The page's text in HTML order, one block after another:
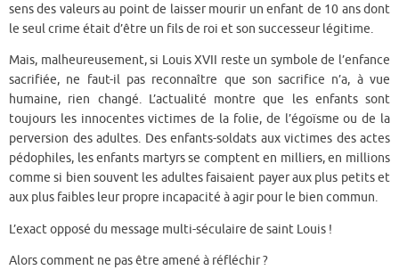
sens des valeurs au point de laisser mourir un enfant de 10 ans dont
le seul crime était d’être un fils de roi et son successeur légitime.
Mais, malheureusement, si Louis XVII reste un symbole de l’enfance
sacrifiée, ne faut-il pas reconnaître que son sacrifice n’a, à vue
humaine, rien changé. L’actualité montre que les enfants sont
toujours les innocentes victimes de la folie, de l’égoïsme ou de la
perversion des adultes. Des enfants-soldats aux victimes des actes
pédophiles, les enfants martyrs se comptent en milliers, en millions
comme si bien souvent les adultes faisaient payer aux plus petits et
aux plus faibles leur propre incapacité à agir pour le bien commun.
L’exact opposé du message multi-séculaire de saint Louis !
Alors comment ne pas être amené à réfléchir ?